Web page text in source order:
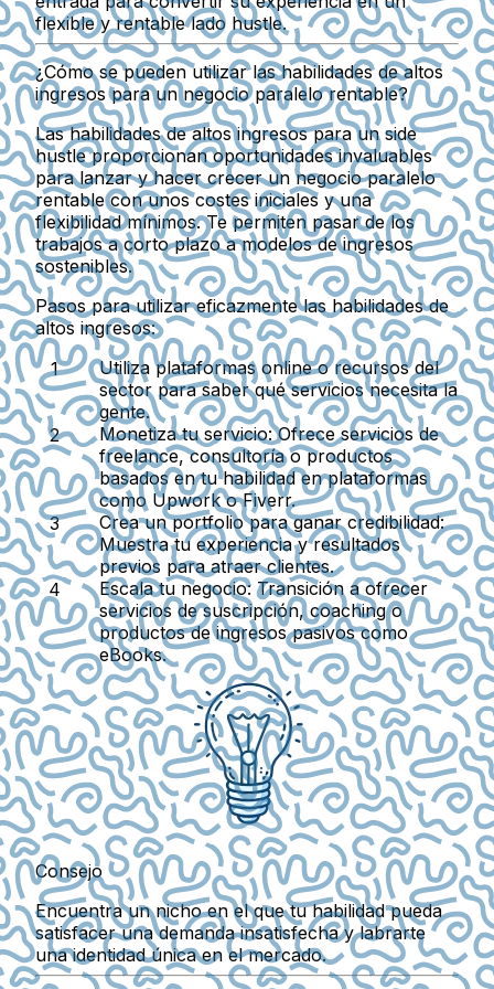
flexible y rentable lado hustle.
¿Cómo se pueden utilizar las habilidades de altos
ingresos para un negocio paralelo rentable?
Las habilidades de altos ingresos para un side
hustle proporcionan oportunidades invaluables
para lanzar y hacer crecer un negocio paralelo
rentable con unos costes iniciales y una
flexibilidad mínimos. Te permiten pasar de los
trabajos a corto plazo a modelos de ingresos
sostenibles.
Pasos para utilizar eficazmente las habilidades de
altos ingresos:
Utiliza plataformas online o recursos del
sector para saber qué servicios necesita la
gente.
Monetiza tu servicio:Ofrece servicios de
freelance, consultoría o productos
basados en tu habilidad en plataformas
como Upwork o Fiverr.
Crea un portfolio para ganar credibilidad:
Muestra tu experiencia y resultados
previos para atraer clientes.
Escala tu negocio: Transición a ofrecer
servicios de suscripción, coaching o
productos de ingresos pasivos como
eBooks.
Consejo
Encuentra un nicho en el que tu habilidad pueda
satisfacer una demanda insatisfecha y labrarte
una identidad única en el mercado.